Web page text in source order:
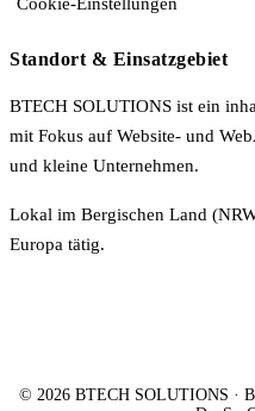
Standort & Einsatzgebiet
BTECH SOLUTIONS ist ein
mit Fokus auf Website- und
und kleine Unternehmen.
Lokal im Bergischen Land
Europa tätig.
© 2026 BTECH SOLUTIONS ·